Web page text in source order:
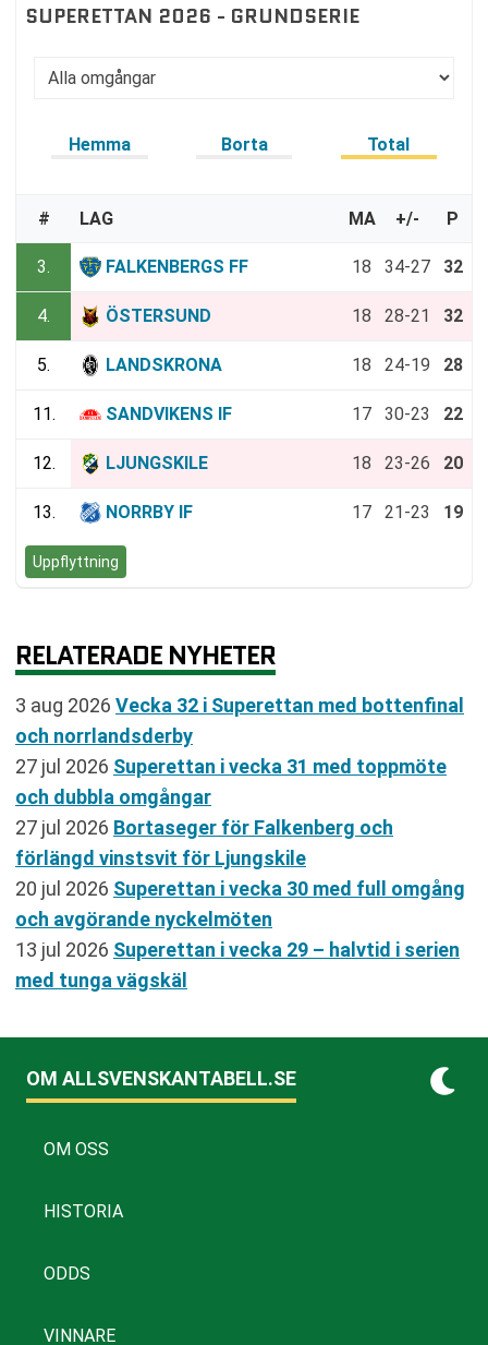
SUPERETTAN 2026 - GRUNDSERIE
Hemma Borta Total
# LAG MA +/- P
3. FALKENBERGS FF 18 34-27 32
4. ÖSTERSUND 18 28-21 32
5. LANDSKRONA 18 24-19 28
11. SANDVIKENS IF 17 30-23 22
12. LJUNGSKILE 18 23-26 20
13. NORRBY IF 17 21-23 19
Uppflyttning
RELATERADE NYHETER
3 aug 2026 Vecka 32 i Superettan med bottenfinal
och norrlandsderby
27 jul 2026 Superettan i vecka 31 med toppmöte
och dubbla omgångar
27 jul 2026 Bortaseger för Falkenberg och
förlängd vinstsvit för Ljungskile
20 jul 2026 Superettan i vecka 30 med full omgång
och avgörande nyckelmöten
13 jul 2026 Superettan i vecka 29 – halvtid i serien
med tunga vägskäl
OM ALLSVENSKANTABELL.SE
OM OSS
HISTORIA
ODDS
VINNARE